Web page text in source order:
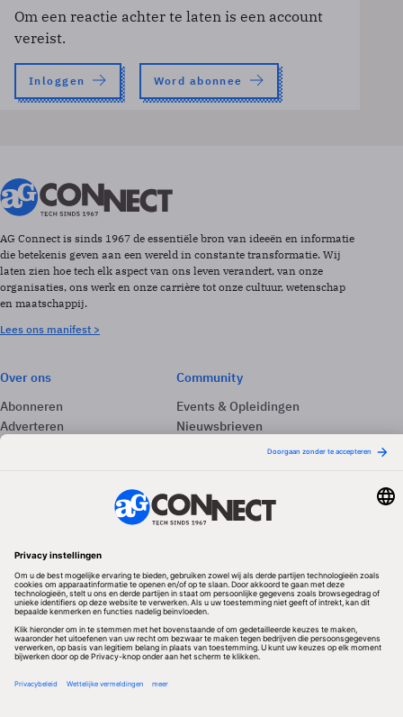
Om een reactie achter te laten is een account
vereist.
Inloggen Word abonnee
AG Connect is sinds 1967 de essentiële bron van ideeën en informatie
die betekenis geven aan een wereld in constante transformatie. Wij
laten zien hoe tech elk aspect van ons leven verandert, van onze
organisaties, ons werk en onze carrière tot onze cultuur, wetenschap
en maatschappij.
Lees ons manifest >
Over ons
Abonneren
Adverteren
Community
Events & Opleidingen
Nieuwsbrieven
Redactionele partner